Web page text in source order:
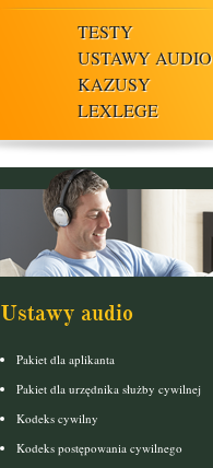
TESTY
USTAWY AUDIO
KAZUSY
LEXLEGE
Ustawy audio
Pakiet dla aplikanta
Pakiet dla urzędnika służby cywilnej
Kodeks cywilny
Kodeks postępowania cywilnego